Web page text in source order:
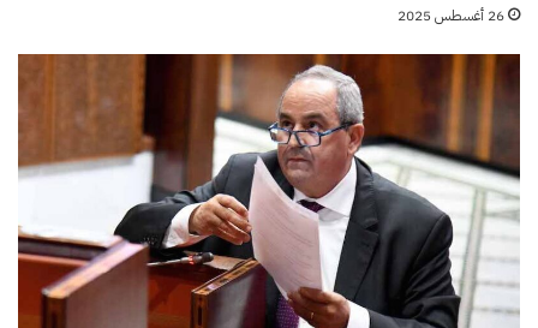
26 أغسطس 2025